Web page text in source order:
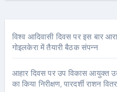
विश्व आदिवासी दिवस पर इस बार
गोइलकेरा में तैयारी बैठक संपन्न
आहार दिवस पर उप विकास आयुक्त
का किया निरीक्षण, पारदर्शी राशन